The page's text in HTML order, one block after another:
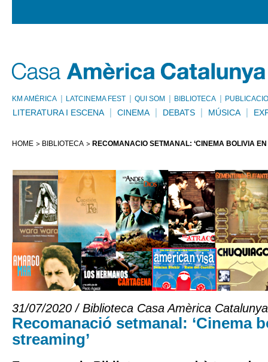
KM AMÈRICA LATCINEMA FEST QUI SOM BIBLIOTECA
LITERATURA I ESCENA CINEMA DEBATS MÚSICA
HOME BIBLIOTECA RECOMANACIÓ SETMANAL: ‘CINEMA BOLIVIÀ EN
31/07/2020 / Biblioteca Casa Amèrica Catalunya
Recomanació setmanal: ‘Cinema
streaming’